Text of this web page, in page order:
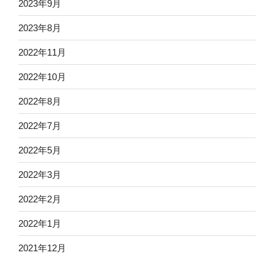
2023年9月
2023年8月
2022年11月
2022年10月
2022年8月
2022年7月
2022年5月
2022年3月
2022年2月
2022年1月
2021年12月